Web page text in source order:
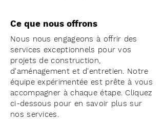
Ce que nous offrons
Nous nous engageons à offrir des
services exceptionnels pour vos
projets de construction,
d'aménagement et d'entretien. Notre
équipe expérimentée est prête à vous
accompagner à chaque étape. Cliquez
ci-dessous pour en savoir plus sur
nos services.